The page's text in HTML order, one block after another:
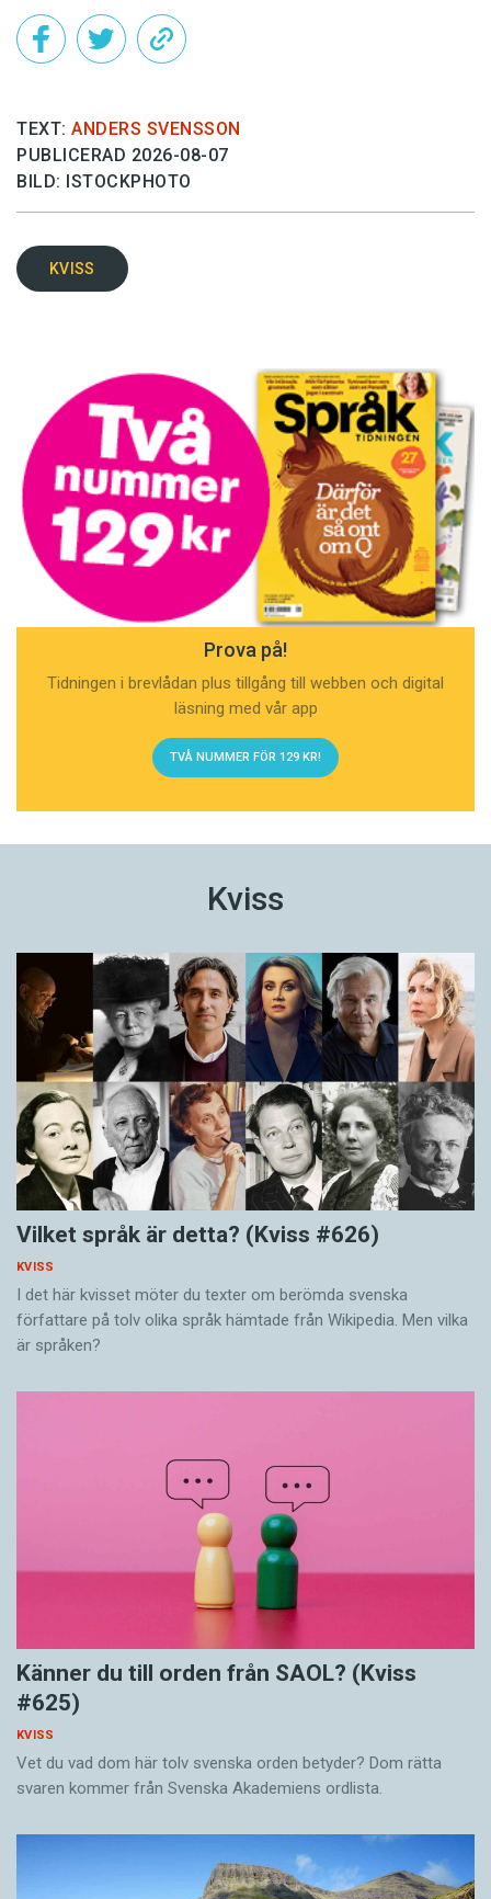
TEXT: ANDERS SVENSSON
PUBLICERAD 2026-08-07
BILD: ISTOCKPHOTO
KVISS
Prova på!
Tidningen i brevlådan plus tillgång till webben och digital
läsning med vår app
TVÅ NUMMER FÖR 129 KR!
Kviss
Vilket språk är detta? (Kviss #626)
KVISS
I det här kvisset möter du texter om berömda svenska
författare på tolv olika språk hämtade från Wikipedia. Men vilka
är språken?
Känner du till orden från SAOL? (Kviss
#625)
KVISS
Vet du vad dom här tolv svenska orden betyder? Dom rätta
svaren kommer från Svenska Akademiens ordlista.